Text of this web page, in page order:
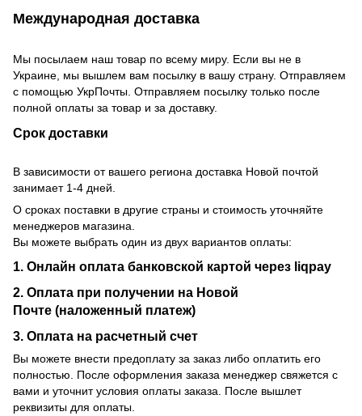
Международная доставка
Мы посылаем наш товар по всему миру. Если вы не в
Украине, мы вышлем вам посылку в вашу страну. Отправляем
с помощью УкрПочты. Отправляем посылку только после
полной оплаты за товар и за доставку.
Срок доставки
В зависимости от вашего региона доставка Новой почтой
занимает 1-4 дней.
О сроках поставки в другие страны и стоимость уточняйте
менеджеров магазина.
Вы можете выбрать один из двух вариантов оплаты:
1. Онлайн оплата банковской картой через liqpay
2. Оплата при получении на Новой
Почте (наложенный платеж)
3. Оплата на расчетный счет
Вы можете внести предоплату за заказ либо оплатить его
полностью. После оформления заказа менеджер свяжется с
вами и уточнит условия оплаты заказа. После вышлет
реквизиты для оплаты.